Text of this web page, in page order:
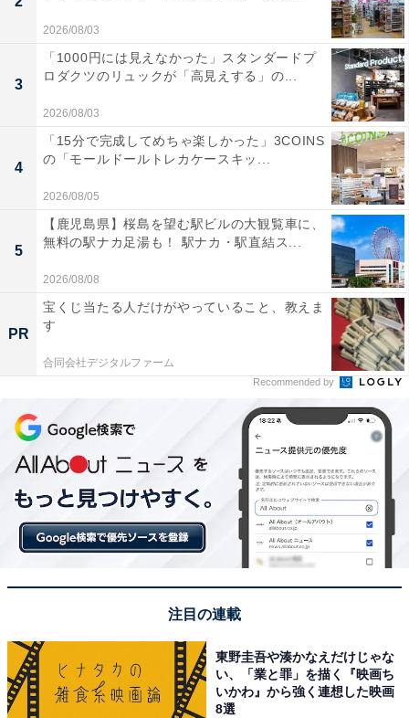
2026/08/03
3
「1000円には見えなかった」スタンダードプ
ロダクツのリュックが「高見えする」の...
2026/08/03
4
「15分で完成してめちゃ楽しかった」3COINS
の「モールドールトレカケースキッ...
2026/08/05
5
【鹿児島県】桜島を望む駅ビルの大観覧車に、
無料の駅ナカ足湯も！ 駅ナカ・駅直結ス...
2026/08/08
PR
宝くじ当たる人だけがやっていること、教えま
す
合同会社デジタルファーム
Recommended by
注目の連載
東野圭吾や湊かなえだけじゃな
い、「業と罪」を描く『映画ち
いかわ』から強く連想した映画
8選